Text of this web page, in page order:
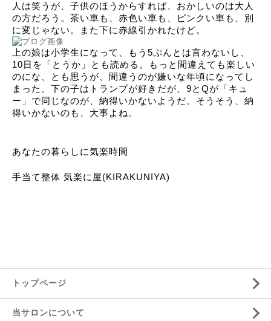
人は笑うが、子供のほうからすれば、おかしいのは大人
の方だろう。茶い車も、赤色い車も、ピンクい車も、別
に変じゃない。また下に赤線引かれたけど。
上の娘は小学生になって、もう5ぷんとは言わないし、
10日を「とうか」とも読める。もっと間違えても楽しい
のにな、とも思うが、間違うのが嫌いな年頃になってし
まった。下の子はトランプが好きだが、9とQが「キュ
ー」で同じなのが、納得いかないようだ。そうそう、納
得いかないのも、大事よね。
あなたの暮らしに気楽時間
手当て整体 気楽に屋(KIRAKUNIYA)
トップページ
当サロンについて